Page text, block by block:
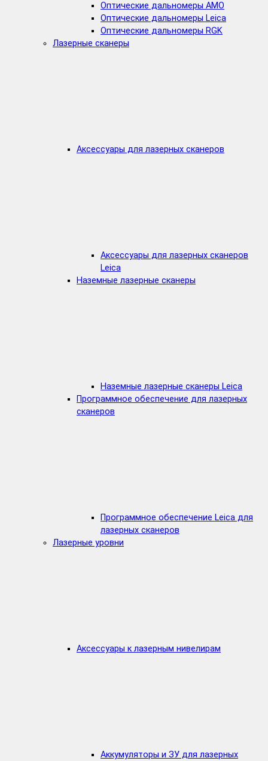
Оптические дальномеры AMO
Оптические дальномеры Leica
Оптические дальномеры RGK
Лазерные сканеры
Аксессуары для лазерных сканеров
Аксессуары для лазерных сканеров
Leica
Наземные лазерные сканеры
Наземные лазерные сканеры Leica
Программное обеспечение для лазерных
сканеров
Программное обеспечение Leica для
лазерных сканеров
Лазерные уровни
Аксессуары к лазерным нивелирам
Аккумуляторы и ЗУ для лазерных